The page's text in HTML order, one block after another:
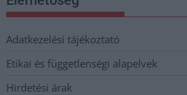
Adatkezelési tájékoztató
Etikai és függetlenségi alapelvek
Hirdetési árak